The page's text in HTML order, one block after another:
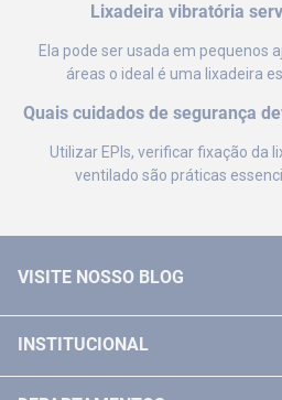
Lixadeira vibratória
Ela pode ser usada em pequenos
áreas o ideal é uma lixadeira
Quais cuidados de segurança
Utilizar EPIs, verificar fixação da
ventilado são práticas
VISITE NOSSO BLOG
INSTITUCIONAL